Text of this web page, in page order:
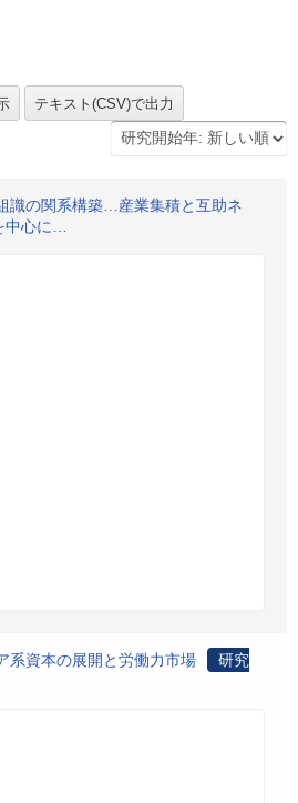
識の関系構築…産業集積と互助ネ
中心に…
系資本の展開と労働力市場
研究